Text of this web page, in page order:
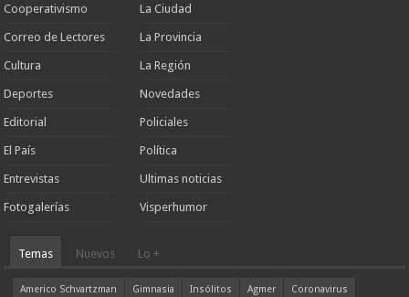
Cooperativismo
Correo de Lectores
Cultura
Deportes
Editorial
El País
Entrevistas
Fotogalerías
La Ciudad
La Provincia
La Región
Novedades
Policiales
Política
Ultimas noticias
Visperhumor
Temas Nuevos Lo +
Americo Schvartzman Gimnasia Insólitos Agmer
Coronavirus